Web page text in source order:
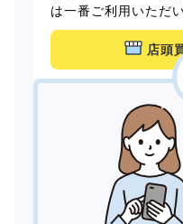
は一番ご利用いただ
店頭